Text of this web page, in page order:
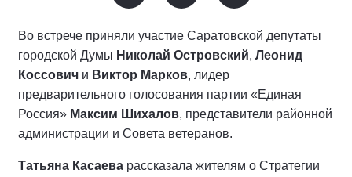
Во встрече приняли участие Саратовской депутаты
городской Думы Николай Островский, Леонид
Коссович и Виктор Марков, лидер
предварительного голосования партии «Единая
Россия» Максим Шихалов, представители районной
администрации и Совета ветеранов.
Татьяна Касаева рассказала жителям о Стратегии